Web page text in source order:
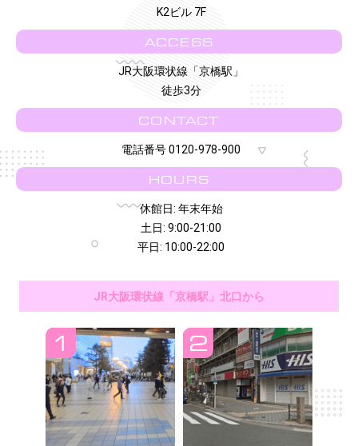
K2ビル 7F
ACCESS
JR大阪環状線「京橋駅」
徒歩3分
CONTACT
電話番号 0120-978-900
HOURS
休館日: 年末年始
土日: 9:00-21:00
平日: 10:00-22:00
JR大阪環状線「京橋駅」北口から